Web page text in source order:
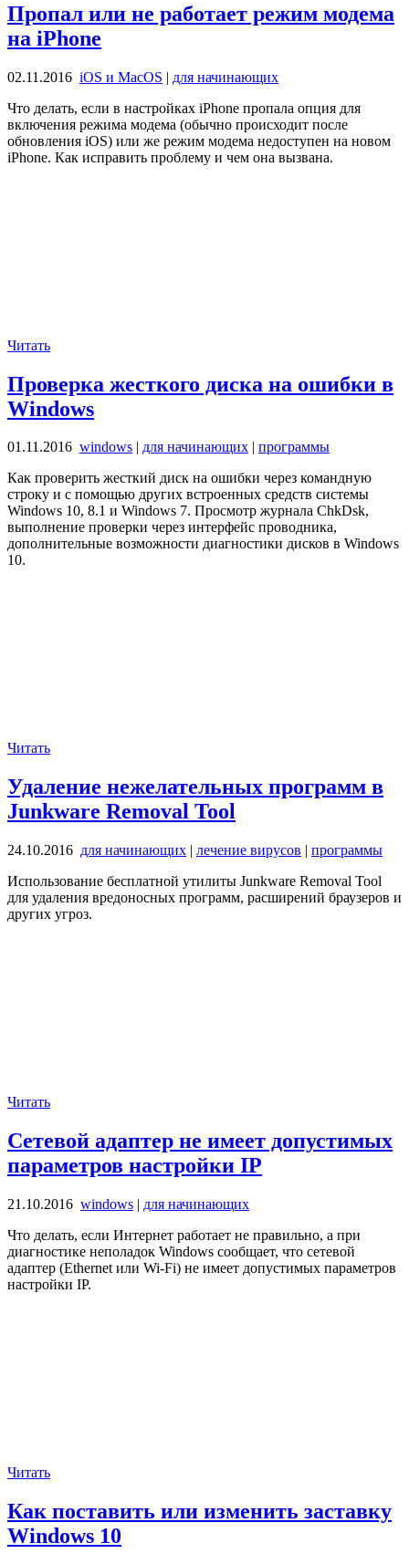
Пропал или не работает режим модема
на iPhone
02.11.2016 iOS и MacOS | для начинающих
Что делать, если в настройках iPhone пропала опция для
включения режима модема (обычно происходит после
обновления iOS) или же режим модема недоступен на новом
iPhone. Как исправить проблему и чем она вызвана.
Читать
Проверка жесткого диска на ошибки в
Windows
01.11.2016 windows | для начинающих | программы
Как проверить жесткий диск на ошибки через командную
строку и с помощью других встроенных средств системы
Windows 10, 8.1 и Windows 7. Просмотр журнала ChkDsk,
выполнение проверки через интерфейс проводника,
дополнительные возможности диагностики дисков в Windows
10.
Читать
Удаление нежелательных программ в
Junkware Removal Tool
24.10.2016 для начинающих | лечение вирусов | программы
Использование бесплатной утилиты Junkware Removal Tool
для удаления вредоносных программ, расширений браузеров и
других угроз.
Читать
Сетевой адаптер не имеет допустимых
параметров настройки IP
21.10.2016 windows | для начинающих
Что делать, если Интернет работает не правильно, а при
диагностике неполадок Windows сообщает, что сетевой
адаптер (Ethernet или Wi-Fi) не имеет допустимых параметров
настройки IP.
Читать
Как поставить или изменить заставку
Windows 10